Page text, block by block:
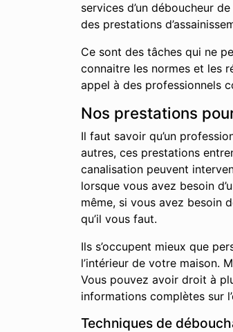
services d’un déboucheur
des prestations
Ce sont des tâches qui ne
connaitre les normes et les
appel à des professionnels
Nos prestations
Il faut savoir qu’un
autres, ces prestations
canalisation peuvent
lorsque vous avez besoin
même, si vous avez besoin
qu’il vous faut.
Ils s’occupent mieux que
l’intérieur de votre maison.
Vous pouvez avoir droit à
informations complètes sur
Techniques de